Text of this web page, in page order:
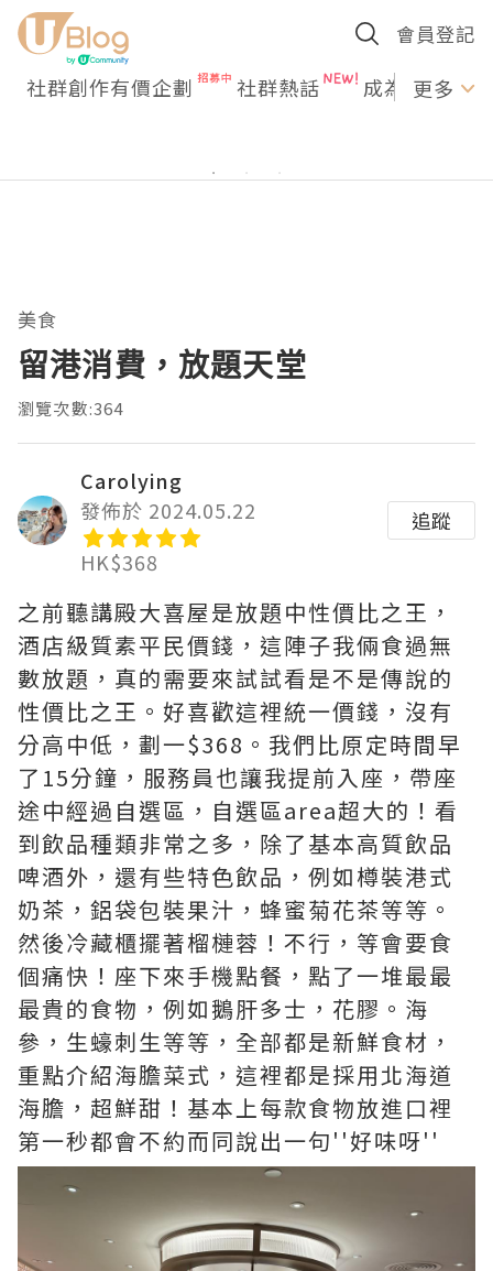
會員登記
社群創作有價企劃 社群熱話 成為U更多
美食
留港消費，放題天堂
瀏覽次數:364
Carolying
發佈於 2024.05.22
HK$368
追蹤
之前聽講殿大喜屋是放題中性價比之王，
酒店級質素平民價錢，這陣子我倆食過無
數放題，真的需要來試試看是不是傳說的
性價比之王。好喜歡這裡統一價錢，沒有
分高中低，劃一$368。我們比原定時間早
了15分鐘，服務員也讓我提前入座，帶座
途中經過自選區，自選區area超大的！看
到飲品種類非常之多，除了基本高質飲品
啤酒外，還有些特色飲品，例如樽裝港式
奶茶，鋁袋包裝果汁，蜂蜜菊花茶等等。
然後冷藏櫃擺著榴槤蓉！不行，等會要食
個痛快！座下來手機點餐，點了一堆最最
最貴的食物，例如鵝肝多士，花膠。海
參，生蠔刺生等等，全部都是新鮮食材，
重點介紹海膽菜式，這裡都是採用北海道
海膽，超鮮甜！基本上每款食物放進口裡
第一秒都會不約而同說出一句''好味呀''